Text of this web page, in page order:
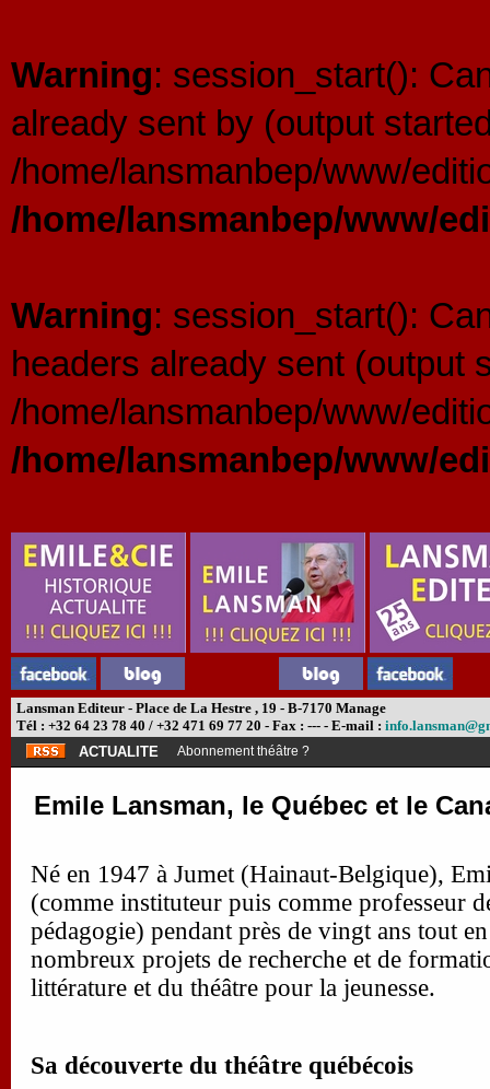
Warning: session_start():
already sent by (output
/home/lansmanbep/www/
/home/lansmanbep/www/
Warning: session_start():
headers already sent (output
/home/lansmanbep/www/
/home/lansmanbep/www/
Lansman Editeur - Place de La Hestre , 19 - B-7170 Manage
Tél : +32 64 23 78 40 / +32 471 69 77 20 - Fax : --- - E-mail :
ACTUALITE
Abonnement théâtre ?
Emile Lansman, le Québec et le
Né en 1947 à Jumet (Hainaut-Belgique),
(comme instituteur puis comme professeur
pédagogie) pendant près de vingt ans tout
nombreux projets de recherche et de
littérature et du théâtre pour la jeunesse.
Sa découverte du théâtre québécois